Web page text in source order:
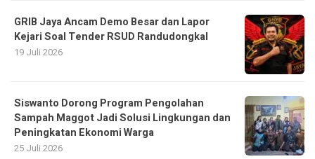
GRIB Jaya Ancam Demo Besar dan Lapor
Kejari Soal Tender RSUD Randudongkal
19 Juli 2026
Siswanto Dorong Program Pengolahan
Sampah Maggot Jadi Solusi Lingkungan dan
Peningkatan Ekonomi Warga
25 Juli 2026